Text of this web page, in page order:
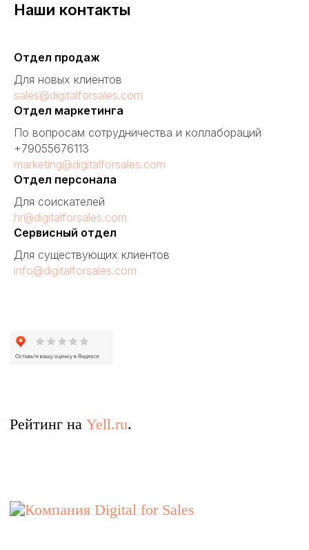
Наши контакты
Отдел продаж
Для новых клиентов
sales@digitalforsales.com
Отдел маркетинга
По вопросам сотрудничества и коллабораций
+79055676113
marketing@digitalforsales.com
Отдел персонала
Для соискателей
hr@digitalforsales.com
Сервисный отдел
Для существующих клиентов
info@digitalforsales.com